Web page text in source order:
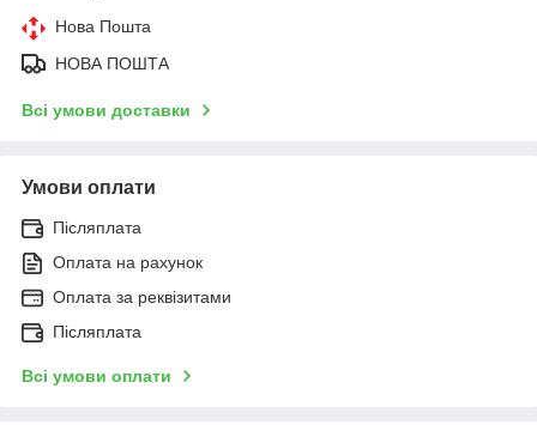
Нова Пошта
НОВА ПОШТА
Всі умови доставки
Умови оплати
Післяплата
Оплата на рахунок
Оплата за реквізитами
Післяплата
Всі умови оплати